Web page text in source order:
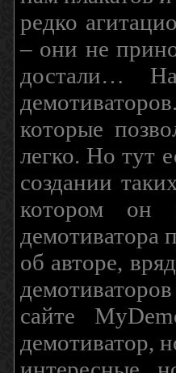
редко
– они не
достали…
которые
легко. Но тут
создании
котором он
демотиватора
об авторе,
сайте
демотиватор,